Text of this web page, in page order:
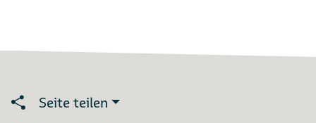
Seite teilen